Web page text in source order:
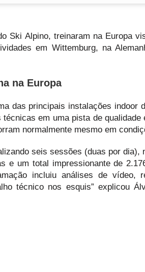
Ski Alpino, treinaram na Europa
em Wittemburg, na
na Europa
das principais instalações indoor
em uma pista de
normalmente mesmo em
seis sessões (duas por dia),
e um total impressionante de
incluiu análises de vídeo,
técnico nos esquis” explicou